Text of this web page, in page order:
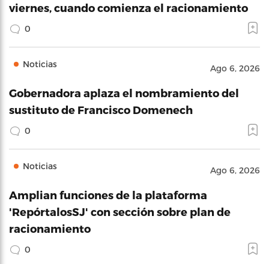
viernes, cuando comienza el racionamiento
0
Noticias Ago 6, 2026
Gobernadora aplaza el nombramiento del
sustituto de Francisco Domenech
0
Noticias Ago 6, 2026
Amplian funciones de la plataforma
'RepórtalosSJ' con sección sobre plan de
racionamiento
0